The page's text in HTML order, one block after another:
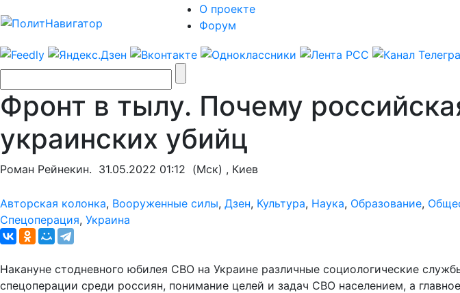
О проекте
Форум
Фронт в тылу. Почему
украинских убийц
Роман Рейнекин. 31.05.2022 01:12 (Мск) , Киев
Авторская колонка, Вооруженные силы, Дзен, Культура, Наука, Образование,
Спецоперация, Украина
Накануне стодневного юбилея СВО на Украине различные социологические
спецоперации среди россиян, понимание целей и задач СВО населением, а